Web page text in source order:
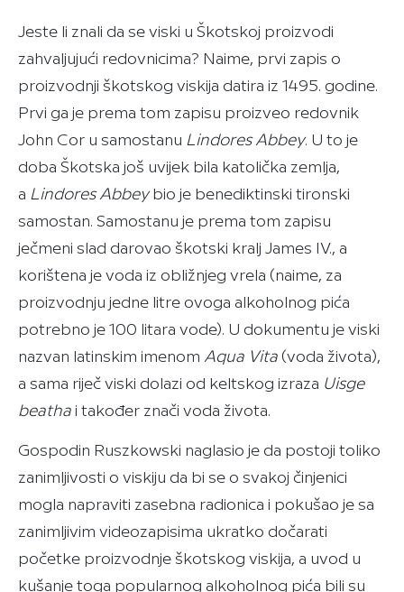
Jeste li znali da se viski u Škotskoj proizvodi
zahvaljujući redovnicima? Naime, prvi zapis o
proizvodnji škotskog viskija datira iz 1495. godine.
Prvi ga je prema tom zapisu proizveo redovnik
John Cor u samostanu Lindores Abbey. U to je
doba Škotska još uvijek bila katolička zemlja,
a Lindores Abbeybio je benediktinski tironski
samostan. Samostanu je prema tom zapisu
ječmeni slad darovao škotski kralj James IV., a
korištena je voda iz obližnjeg vrela (naime, za
proizvodnju jedne litre ovoga alkoholnog pića
potrebno je 100 litara vode). U dokumentu je viski
nazvan latinskim imenom Aqua Vita (voda života),
a sama riječ viski dolazi od keltskog izraza Uisge
beatha i također znači voda života.
Gospodin Ruszkowski naglasio je da postoji toliko
zanimljivosti o viskiju da bi se o svakoj činjenici
mogla napraviti zasebna radionica i pokušao je sa
zanimljivim videozapisima ukratko dočarati
početke proizvodnje škotskog viskija, a uvod u
kušanje toga popularnog alkoholnog pića bili su